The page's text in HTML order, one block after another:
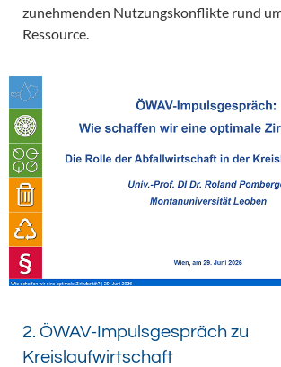
zunehmenden Nutzungskonflikte rund
Ressource.
2. ÖWAV-Impulsgespräch zu
Kreislaufwirtschaft